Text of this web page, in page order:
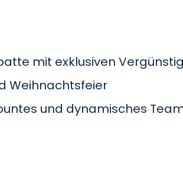
mit exklusiven
Weihnachtsfeier
und dynamisches